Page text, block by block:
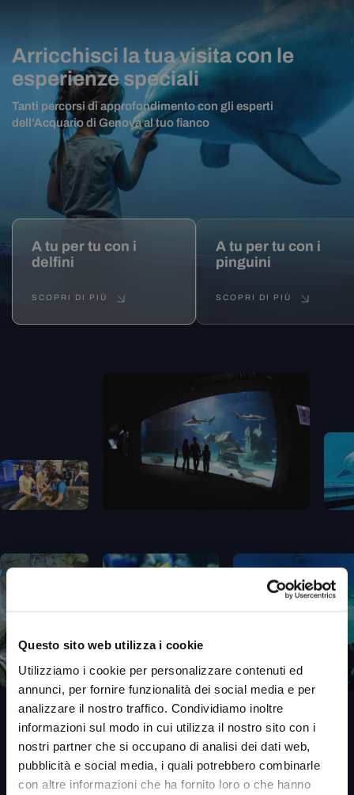
Questo sito web utilizza i cookie
Utilizziamo i cookie per personalizzare contenuti ed
annunci, per fornire funzionalità dei social media e per
analizzare il nostro traffico. Condividiamo inoltre
informazioni sul modo in cui utilizza il nostro sito con i
nostri partner che si occupano di analisi dei dati web,
pubblicità e social media, i quali potrebbero combinarle
con altre informazioni che ha fornito loro o che hanno
Arricchisci la tua visita con le
esperienze speciali
Tanti percorsi di approfondimento con gli esperti
dell’Acquario di Genova al tuo fianco
A tu per tu con i
delfini
SCOPRI DI PIÙ
A tu per tu con i
pinguini
SCOPRI DI PIÙ
Online conviene